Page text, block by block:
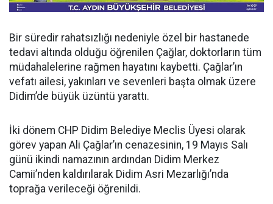
Bir süredir rahatsızlığı nedeniyle özel bir hastanede
tedavi altında olduğu öğrenilen Çağlar, doktorların tüm
müdahalelerine rağmen hayatını kaybetti. Çağlar’ın
vefatı ailesi, yakınları ve sevenleri başta olmak üzere
Didim’de büyük üzüntü yarattı.
İki dönem CHP Didim Belediye Meclis Üyesi olarak
görev yapan Ali Çağlar’ın cenazesinin, 19 Mayıs Salı
günü ikindi namazının ardından Didim Merkez
Camii’nden kaldırılarak Didim Asri Mezarlığı’nda
toprağa verileceği öğrenildi.